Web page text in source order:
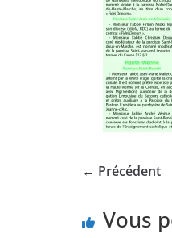
← Précédent
Vous